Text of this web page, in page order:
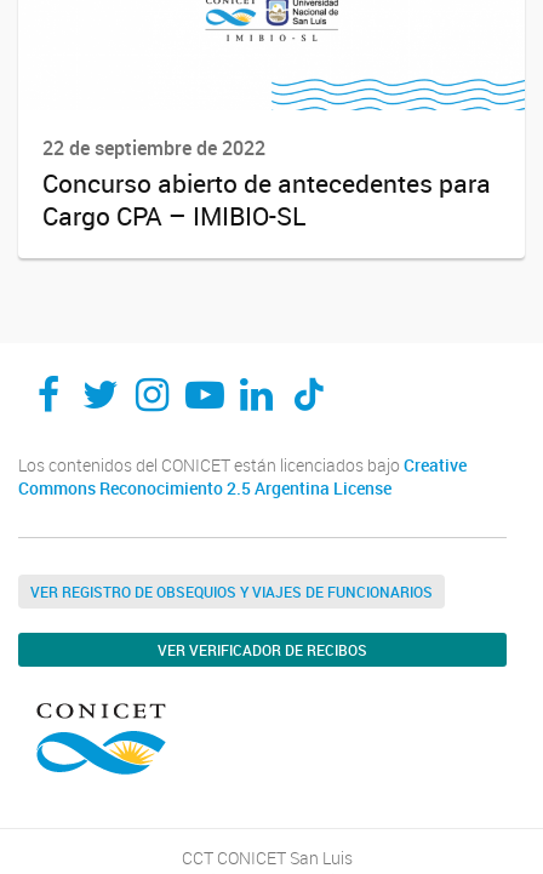
22 de septiembre de 2022
Concurso abierto de antecedentes para
Cargo CPA – IMIBIO-SL
Los contenidos del CONICET están licenciados bajo Creative
Commons Reconocimiento 2.5 Argentina License
VER REGISTRO DE OBSEQUIOS Y VIAJES DE FUNCIONARIOS
VER VERIFICADOR DE RECIBOS
CCT CONICET San Luis